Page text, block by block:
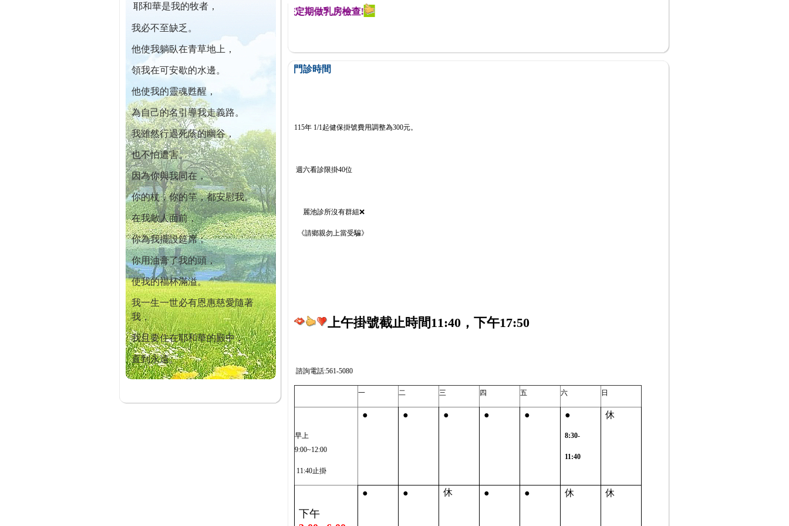
耶和華是我的牧者，
我必不至缺乏。
他使我躺臥在青草地上，
領我在可安歇的水邊。
他使我的靈魂甦醒，
為自己的名引導我走義路。
我雖然行過死蔭的幽谷，
也不怕遭害。
因為你與我同在，
你的杖，你的竿，都安慰我。
在我敵人面前，
你為我擺設筵席；
你用油膏了我的頭，
使我的福杯滿溢。
我一生一世必有恩惠慈愛隨著
我，
我且要住在耶和華的殿中，
直到永遠。
本院自開幕迄今已篩檢出1700位乳癌患者,提醒您定期做乳房檢查!
門診時間
115年 1/1起健保掛號費用調整為300元。
週六看診限掛40位
麗池診所沒有群組❌
《請鄉親勿上當受騙》
上午掛號截止時間11:40，下午17:50
諮詢電話:561-5080
一 二 三 四 五 六 日
早上
9:00~12:00
11:40止掛
● ● ● ● ● ●
8:30-
11:40
休
下午
● ● 休 ● ● 休 休